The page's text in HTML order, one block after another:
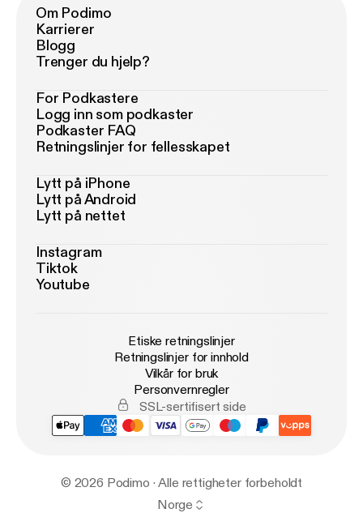
Om Podimo
Karrierer
Blogg
Trenger du hjelp?
For Podkastere
Logg inn som podkaster
Podkaster FAQ
Retningslinjer for fellesskapet
Lytt på iPhone
Lytt på Android
Lytt på nettet
Instagram
Tiktok
Youtube
Etiske retningslinjer
Retningslinjer for innhold
Vilkår for bruk
Personvernregler
SSL-sertifisert side
© 2026 Podimo · Alle rettigheter forbeholdt
Norge